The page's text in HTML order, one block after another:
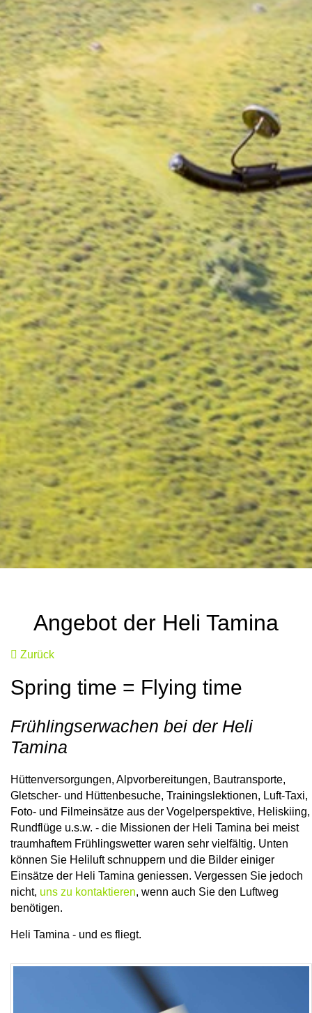
Angebot der Heli Tamina
Zurück
Spring time = Flying time
Frühlingserwachen bei der Heli
Tamina
Hüttenversorgungen, Alpvorbereitungen, Bautransporte,
Gletscher- und Hüttenbesuche, Trainingslektionen, Luft-Taxi,
Foto- und Filmeinsätze aus der Vogelperspektive, Heliskiing,
Rundflüge u.s.w. - die Missionen der Heli Tamina bei meist
traumhaftem Frühlingswetter waren sehr vielfältig. Unten
können Sie Heliluft schnuppern und die Bilder einiger
Einsätze der Heli Tamina geniessen. Vergessen Sie jedoch
nicht, uns zu kontaktieren, wenn auch Sie den Luftweg
benötigen.
Heli Tamina - und es fliegt.